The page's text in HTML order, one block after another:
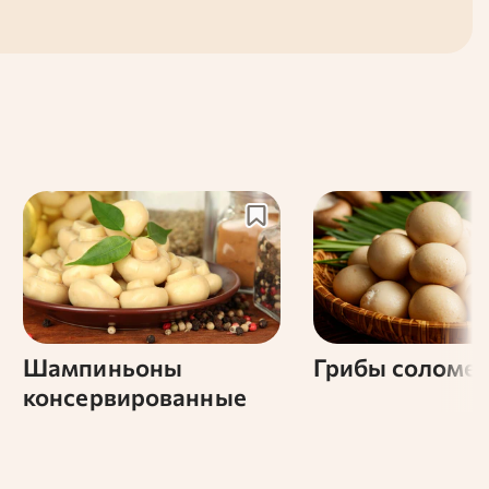
Шампиньоны
консервированные
Грибы